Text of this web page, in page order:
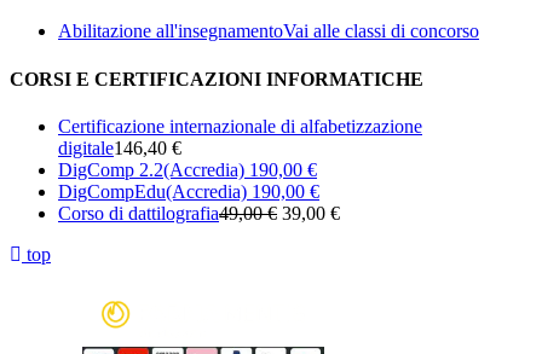
Abilitazione all'insegnamentoVai alle classi di concorso
CORSI E CERTIFICAZIONI INFORMATICHE
Certificazione internazionale di alfabetizzazione
digitale146,40 €
DigComp 2.2(Accredia) 190,00 €
DigCompEdu(Accredia) 190,00 €
Corso di dattilografia49,00 € 39,00 €
top